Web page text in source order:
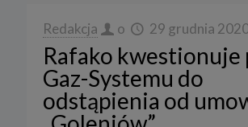
Redakcja o 29 grudnia
Rafako kwestionuje
Gaz-Systemu do
odstąpienia od